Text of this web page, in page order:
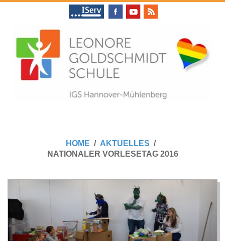
N
O
HOME
AKTUELLES
NATIONALER VORLESETAG 2016